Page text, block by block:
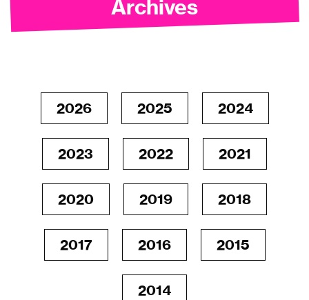
Archives
2026 2025 2024
2023 2022 2021
2020 2019 2018
2017 2016 2015
2014